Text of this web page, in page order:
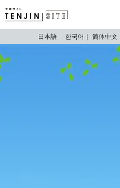
TENJIN SITE
日本語 한국어 简体中文